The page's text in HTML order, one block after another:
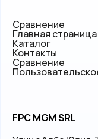
Сравнение
Главная страница
Каталог
Контакты
Сравнение
FPC MGM SRL